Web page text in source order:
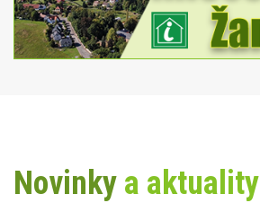
Novinky a aktuality